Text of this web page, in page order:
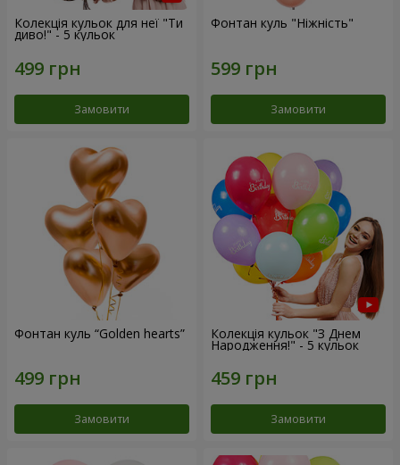
Колекція кульок для неї "Ти
диво!" - 5 кульок
Замовити
Фонтан куль "Ніжність"
Замовити
Фонтан куль “Golden hearts”
Замовити
Колекція кульок "З Днем
Народження!" - 5 кульок
Замовити